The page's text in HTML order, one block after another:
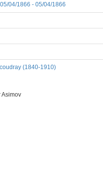
04/1866 - 05/04/1866
(1840-1910)
Asimov